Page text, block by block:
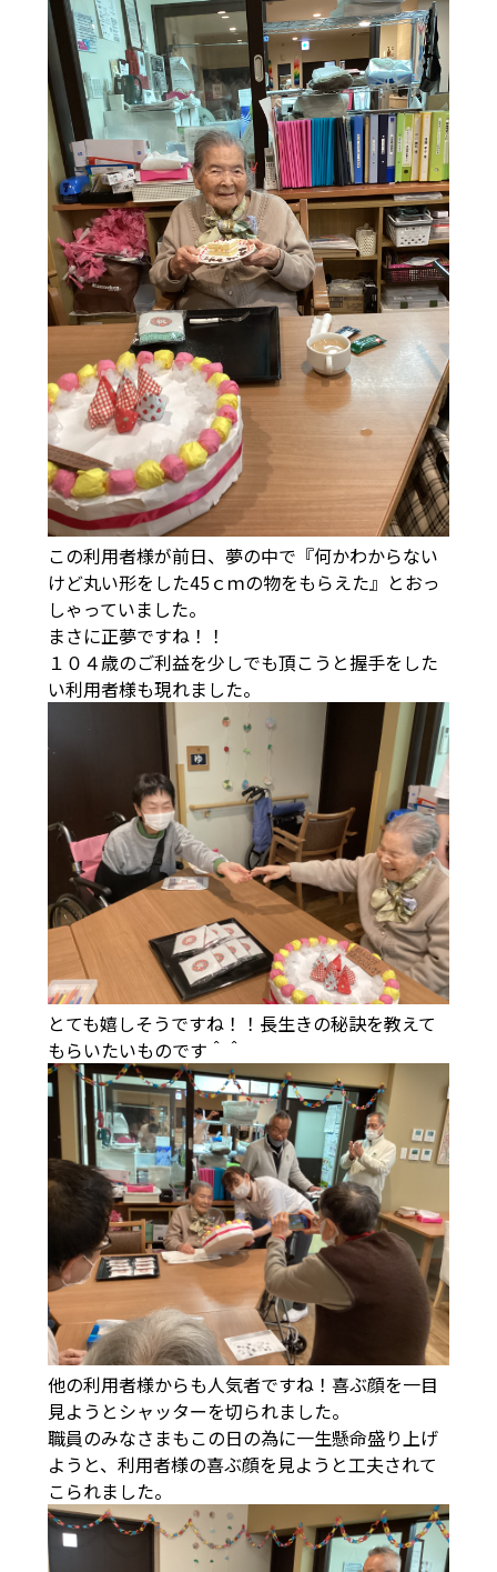
この利用者様が前日、夢の中で『何かわからない
けど丸い形をした45ｃｍの物をもらえた』とおっ
しゃっていました。
まさに正夢ですね！！
１０４歳のご利益を少しでも頂こうと握手をした
い利用者様も現れました。
とても嬉しそうですね！！長生きの秘訣を教えて
もらいたいものです＾＾
他の利用者様からも人気者ですね！喜ぶ顔を一目
見ようとシャッターを切られました。
職員のみなさまもこの日の為に一生懸命盛り上げ
ようと、利用者様の喜ぶ顔を見ようと工夫されて
こられました。